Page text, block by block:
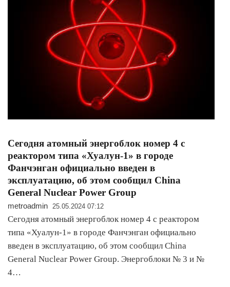
Cегодня атомный энергоблок номер 4 с
реактором типа «Хуалун-1» в городе
Фанчэнган официально введен в
эксплуатацию, об этом сообщил China
General Nuclear Power Group
metroadmin 25.05.2024 07:12
Cегодня атомный энергоблок номер 4 с реактором
типа «Хуалун-1» в городе Фанчэнган официально
введен в эксплуатацию, об этом сообщил China
General Nuclear Power Group. Энергоблоки № 3 и №
4…